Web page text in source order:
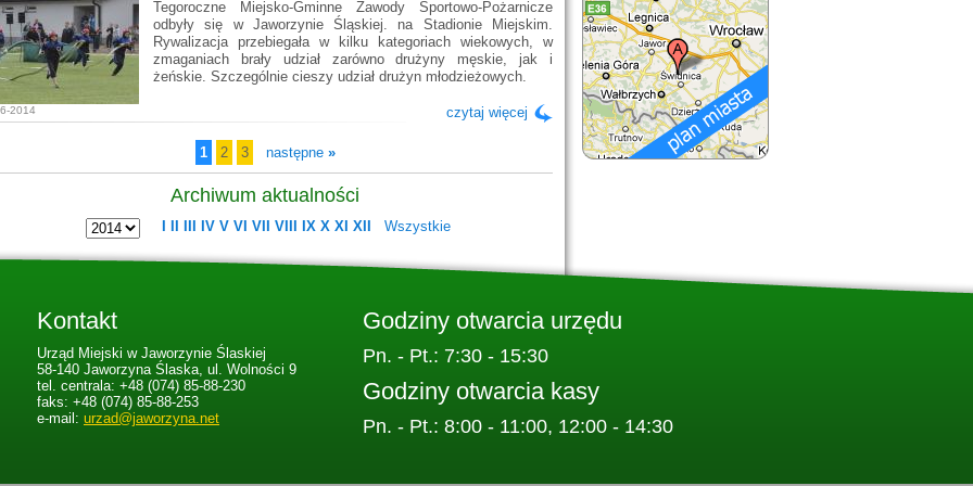
Tegoroczne Miejsko-Gminne Zawody Sportowo-Pożarnicze
odbyły się w Jaworzynie Śląskiej. na Stadionie Miejskim.
Rywalizacja przebiegała w kilku kategoriach wiekowych, w
zmaganiach brały udział zarówno drużyny męskie, jak i
żeńskie. Szczególnie cieszy udział drużyn młodzieżowych.
2014 czytaj więcej
1 2 3 następne »
Archiwum aktualności
IV V VI VII VIII IX X XI XII Wszystkie
Kontakt
Urząd Miejski w Jaworzynie Ślaskiej
58-140 Jaworzyna Ślaska, ul. Wolności 9
tel. centrala: +48 (074) 85-88-230
faks: +48 (074) 85-88-253
e-mail: urzad@jaworzyna.net
Godziny otwarcia urzędu
Pn. - Pt.: 7:30 - 15:30
Godziny otwarcia kasy
Pn. - Pt.: 8:00 - 11:00, 12:00 - 14:30